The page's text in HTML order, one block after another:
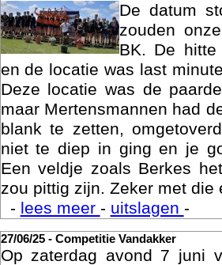
De datum
zouden
BK. De
en de locatie was last
Deze locatie was de
maar Mertensmannen had
blank te zetten,
niet te diep in ging en je
Een veldje zoals Berkes
zou pittig zijn. Zeker met die
- lees meer - uitslagen -
27/06/25 - Competitie Vandakker
Op zaterdag avond 7 juni